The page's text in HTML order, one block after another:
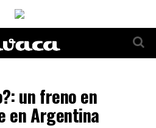
un freno en
en Argentina